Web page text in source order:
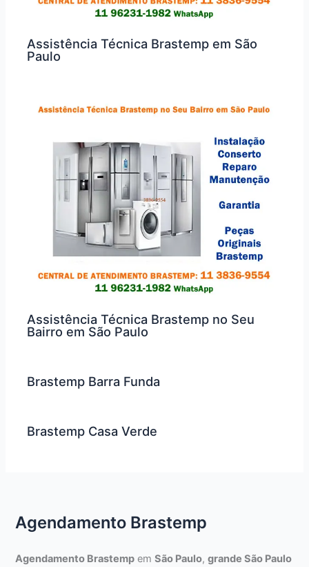
Assistência Técnica Brastemp em São
Paulo
Assistência Técnica Brastemp no Seu
Bairro em São Paulo
Brastemp Barra Funda
Brastemp Casa Verde
Agendamento Brastemp
Agendamento Brastemp emSão Paulo,grande São Paulo